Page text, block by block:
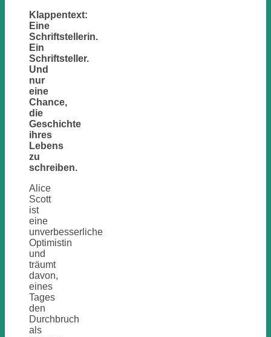
Klappentext:
Eine
Schriftstellerin.
Ein
Schriftsteller.
Und
nur
eine
Chance,
die
Geschichte
ihres
Lebens
zu
schreiben.
Alice
Scott
ist
eine
unverbesserliche
Optimistin
und
träumt
davon,
eines
Tages
den
Durchbruch
als